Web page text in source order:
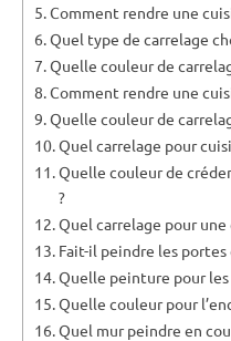
Comment rendre une
Quel type de carrelage
Quelle couleur de
Comment rendre une
Quelle couleur de
Quel carrelage pour
Quelle couleur de
?
Quel carrelage pour une
Fait-il peindre les portes
Quelle peinture pour
Quelle couleur pour
Quel mur peindre en